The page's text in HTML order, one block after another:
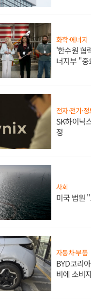
화학·에너지
'한수원 협
너지부 "
전자·전기·
SK하이닉
정
사회
미국 법원
자동차·부품
BYD코리
비에 소비